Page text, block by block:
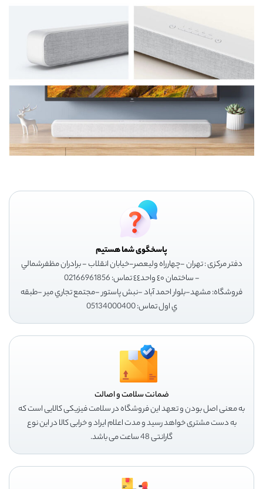
پاسخگوی شما هستیم
دفتر مرکزی : تهران -چهارراه وليعصر-خيابان انقلاب - برادران مظفرشمالي
- ساختمان ٤٠ واحد٤٤ تماس: 02166961856
فروشگاه: مشهد-بلوار احمد آباد -نبش پاستور -مجتمع تجاري مير -طبقه
ي اول تماس: 05134000400
ضمانت سلامت و اصالت
به معنی اصل بودن و تعهد این فروشگاه در سلامت فیزیکی کالایی است که
به دست مشتری خواهد رسید و مدت اعلام ایراد و خرابی کالا در این نوع
گارانتی 48 ساعت می باشد.